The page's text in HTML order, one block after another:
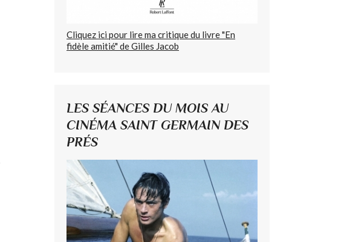
Cliquez ici pour lire ma critique du livre "En
fidèle amitié" de Gilles Jacob
LES SÉANCES DU MOIS AU
CINÉMA SAINT GERMAIN DES
PRÉS